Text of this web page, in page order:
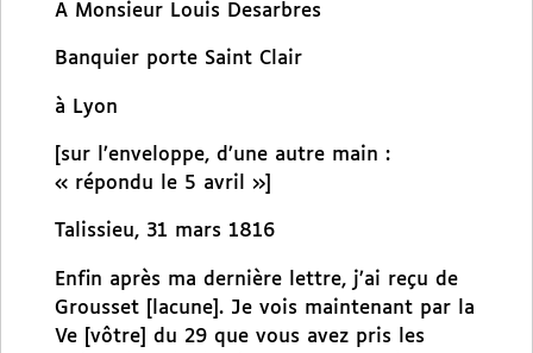
A Monsieur Louis Desarbres
Banquier porte Saint Clair
à Lyon
[sur l’enveloppe, d’une autre main :
« répondu le 5 avril »]
Talissieu, 31 mars 1816
Enfin après ma dernière lettre, j’ai reçu de
Grousset [lacune]. Je vois maintenant par la
Ve [vôtre] du 29 que vous avez pris les